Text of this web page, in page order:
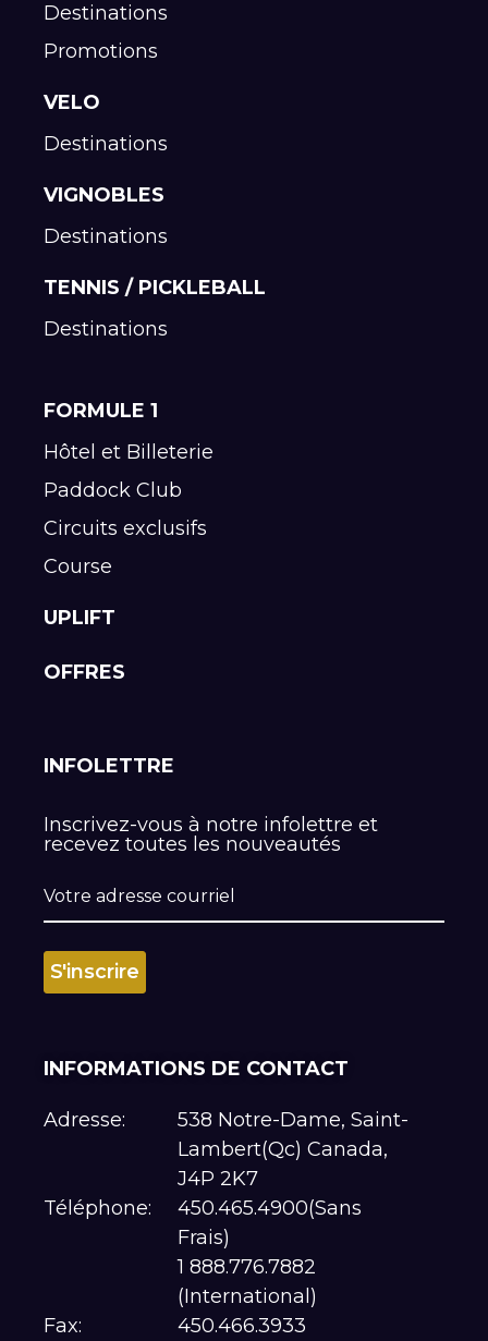
Destinations
Promotions
VELO
Destinations
VIGNOBLES
Destinations
TENNIS / PICKLEBALL
Destinations
FORMULE 1
Hôtel et Billeterie
Paddock Club
Circuits exclusifs
Course
UPLIFT
OFFRES
INFOLETTRE
Inscrivez-vous à notre infolettre et
recevez toutes les nouveautés
INFORMATIONS DE CONTACT
Adresse:
538 Notre-Dame, Saint-
Lambert(Qc) Canada,
J4P 2K7
Téléphone:
450.465.4900(Sans
Frais)
1 888.776.7882
(International)
Fax:
450.466.3933